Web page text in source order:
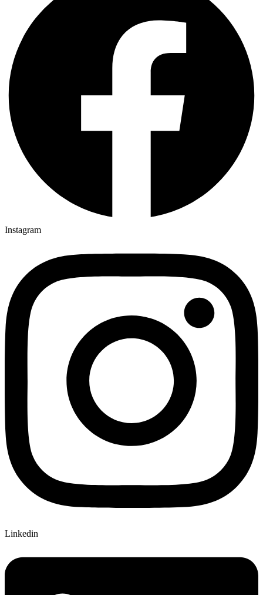
Instagram
Linkedin